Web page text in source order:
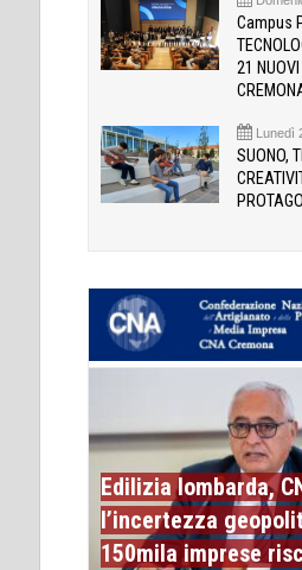
Campus
21
Lunedì
SUONO,
Edilizia lombarda,
l’incertezza
150mila imprese